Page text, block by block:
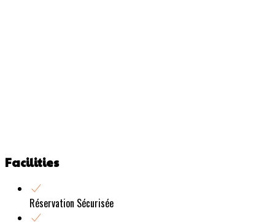
Facilities
Réservation Sécurisée